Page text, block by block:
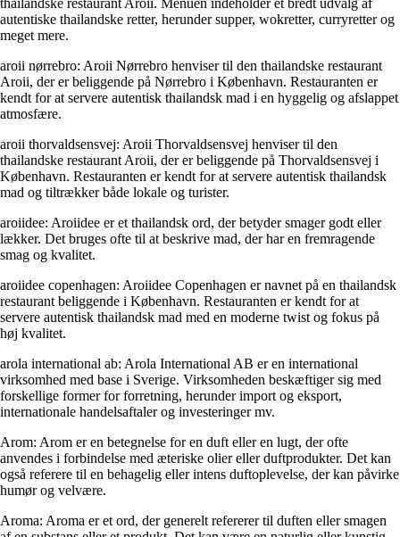
autentiske thailandske retter, herunder supper, wokretter, curryretter og
meget mere.
aroii nørrebro: Aroii Nørrebro henviser til den thailandske restaurant
Aroii, der er beliggende på Nørrebro i København. Restauranten er
kendt for at servere autentisk thailandsk mad i en hyggelig og afslappet
atmosfære.
aroii thorvaldsensvej: Aroii Thorvaldsensvej henviser til den
thailandske restaurant Aroii, der er beliggende på Thorvaldsensvej i
København. Restauranten er kendt for at servere autentisk thailandsk
mad og tiltrækker både lokale og turister.
aroiidee: Aroiidee er et thailandsk ord, der betyder smager godt eller
lækker. Det bruges ofte til at beskrive mad, der har en fremragende
smag og kvalitet.
aroiidee copenhagen: Aroiidee Copenhagen er navnet på en thailandsk
restaurant beliggende i København. Restauranten er kendt for at
servere autentisk thailandsk mad med en moderne twist og fokus på
høj kvalitet.
arola international ab: Arola International AB er en international
virksomhed med base i Sverige. Virksomheden beskæftiger sig med
forskellige former for forretning, herunder import og eksport,
internationale handelsaftaler og investeringer mv.
Arom: Arom er en betegnelse for en duft eller en lugt, der ofte
anvendes i forbindelse med æteriske olier eller duftprodukter. Det kan
også referere til en behagelig eller intens duftoplevelse, der kan påvirke
humør og velvære.
Aroma: Aroma er et ord, der generelt refererer til duften eller smagen